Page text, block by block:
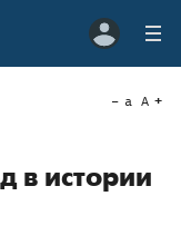
a A
в истории